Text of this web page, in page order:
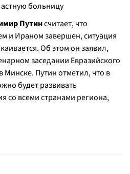
больницу
Путинсчитает, что
и Ираном завершен, ситуация
Об этом он заявил,
заседании Евразийского
Путин отметил, что в
будет развивать
со всеми странами региона,